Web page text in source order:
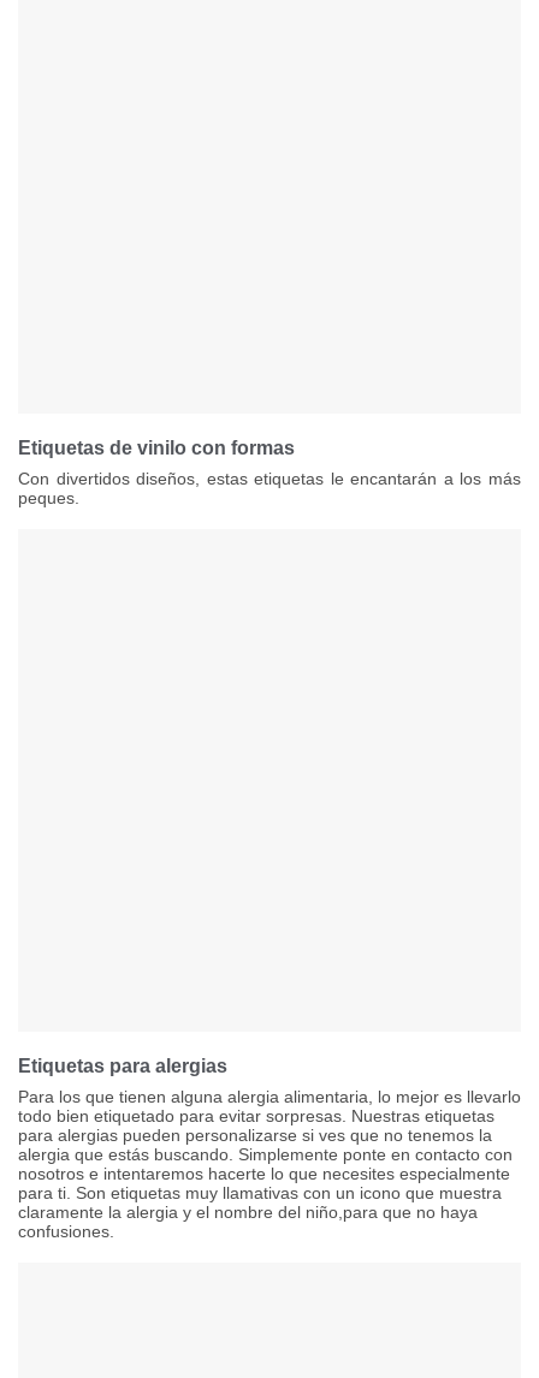
Etiquetas de vinilo con formas
Con divertidos diseños, estas etiquetas le encantarán a los más
peques.
Etiquetas para alergias
Para los que tienen alguna alergia alimentaria, lo mejor es llevarlo
todo bien etiquetado para evitar sorpresas. Nuestras etiquetas
para alergias pueden personalizarse si ves que no tenemos la
alergia que estás buscando. Simplemente ponte en contacto con
nosotros e intentaremos hacerte lo que necesites especialmente
para ti. Son etiquetas muy llamativas con un icono que muestra
claramente la alergia y el nombre del niño,para que no haya
confusiones.